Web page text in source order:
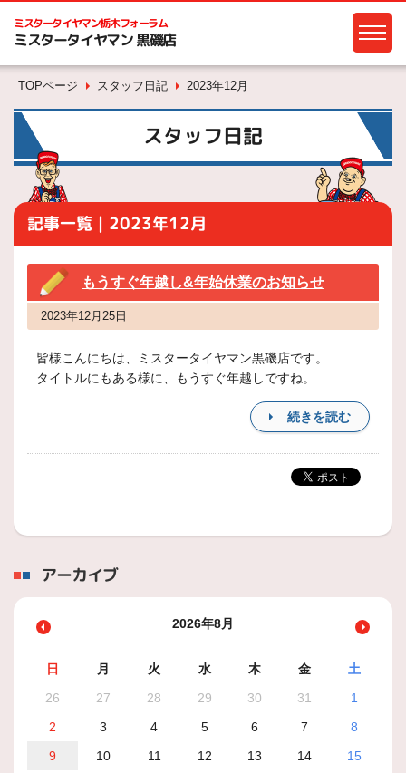
ミスタータイヤマン栃木フォーラム
ミスタータイヤマン 黒磯店
TOPページ スタッフ日記 2023年12月
スタッフ日記
記事一覧｜2023年12月
もうすぐ年越し&年始休業のお知らせ
2023年12月25日
皆様こんにちは、ミスタータイヤマン黒磯店です。
タイトルにもある様に、もうすぐ年越しですね。
続きを読む
アーカイブ
2026年8月
日 月 火 水 木 金
土
26
27 28 29 30 31
1
2
3 4 5 6 7
8
9
10 11 12 13 14
15